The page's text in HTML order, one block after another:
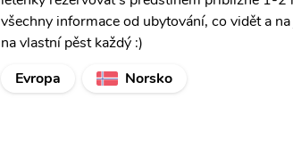
všechny informace od ubytování, co vidět a
na vlastní pěst každý :)
Evropa
Norsko